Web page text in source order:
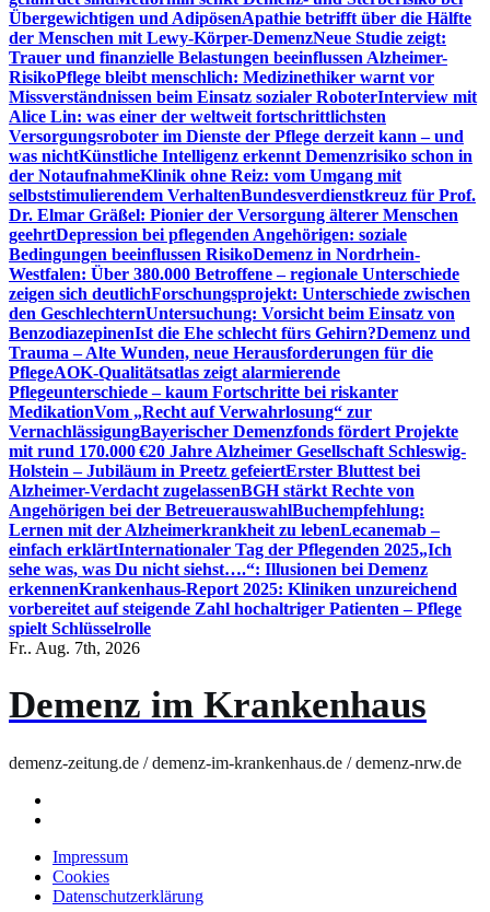
Übergewichtigen und AdipösenApathie betrifft über die Hälfte
der Menschen mit Lewy-Körper-DemenzNeue Studie zeigt:
Trauer und finanzielle Belastungen beeinflussen Alzheimer-
RisikoPflege bleibt menschlich: Medizinethiker warnt vor
Missverständnissen beim Einsatz sozialer RoboterInterview mit
Alice Lin: was einer der weltweit fortschrittlichsten
Versorgungsroboter im Dienste der Pflege derzeit kann – und
was nichtKünstliche Intelligenz erkennt Demenzrisiko schon in
der NotaufnahmeKlinik ohne Reiz: vom Umgang mit
selbststimulierendem VerhaltenBundesverdienstkreuz für Prof.
Dr. Elmar Gräßel: Pionier der Versorgung älterer Menschen
geehrtDepression bei pflegenden Angehörigen: soziale
Bedingungen beeinflussen RisikoDemenz in Nordrhein-
Westfalen: Über 380.000 Betroffene – regionale Unterschiede
zeigen sich deutlichForschungsprojekt: Unterschiede zwischen
den GeschlechternUntersuchung: Vorsicht beim Einsatz von
BenzodiazepinenIst die Ehe schlecht fürs Gehirn?Demenz und
Trauma – Alte Wunden, neue Herausforderungen für die
PflegeAOK-Qualitätsatlas zeigt alarmierende
Pflegeunterschiede – kaum Fortschritte bei riskanter
MedikationVom „Recht auf Verwahrlosung“ zur
VernachlässigungBayerischer Demenzfonds fördert Projekte
mit rund 170.000 €20 Jahre Alzheimer Gesellschaft Schleswig-
Holstein – Jubiläum in Preetz gefeiertErster Bluttest bei
Alzheimer-Verdacht zugelassenBGH stärkt Rechte von
Angehörigen bei der BetreuerauswahlBuchempfehlung:
Lernen mit der Alzheimerkrankheit zu lebenLecanemab –
einfach erklärtInternationaler Tag der Pflegenden 2025„Ich
sehe was, was Du nicht siehst….“: Illusionen bei Demenz
erkennenKrankenhaus-Report 2025: Kliniken unzureichend
vorbereitet auf steigende Zahl hochaltriger Patienten – Pflege
spielt Schlüsselrolle
Fr.. Aug. 7th, 2026
Demenz im Krankenhaus
demenz-zeitung.de / demenz-im-krankenhaus.de / demenz-nrw.de
Impressum
Cookies
Datenschutzerklärung